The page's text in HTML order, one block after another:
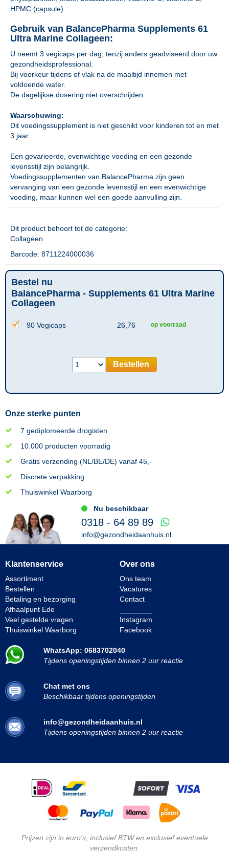
HPMC (capsule).
Gebruik van BalancePharma Supplements 61
Ultra Marine Collageen:
U neemt 3 vegicaps per dag, tenzij anders geadviseerd door uw
gezondheidsprofessional.
Bij voorkeur tijdens of vlak na de maaltijd innemen met
voldoende water.
De dagelijkse dosering niet overschrijden.
Waarschuwing:
Dit voedingssupplement is niet geschikt voor kinderen tot en met
3 jaar.
Een gevarieerde, evenwichtige voeding en een gezonde
levensstijl zijn belangrijk.
Voedingssupplementen van BalancePharma zijn geen
vervanging van een gezonde levensstijl en een evenwichtige
voeding, maar kunnen wel een goede aanvulling zijn.
Dit product behoort tot de categorie:
Collageen
Barcode: 8711224000036
Bestel nu
BalancePharma - Supplements 61 Ultra Marine
Collageen
90 Vegicaps 26,76 op voorraad
Bestellen
Onze sterke punten
7 gediplomeerde drogisten
10.000 producten voorradig
Gratis verzending (NL/BE/DE) vanaf 45,-
Discrete verpakking
Thuiswinkel Waarborg
Nu beschikbaar
0318 - 64 89 89
info@gezondheidaanhuis.nl
Klantenservice
Assortiment
Bestellen
Betaling en bezorging
Afhaalpunt Ede
Veel gestelde vragen
Thuiswinkel Waarborg
Over ons
Ons team
Vacatures
Contact
Instagram
Facebook
WhatsApp: 0683702040
Tijdens openingstijden binnen 2 uur reactie
Chat met ons
Beschikbaar tijdens openingstijden
info@gezondheidaanhuis.nl
Tijdens openingstijden binnen 2 uur reactie
Prijzen zijn in euro's, inclusief BTW en exclusief eventuele
verzendkosten.